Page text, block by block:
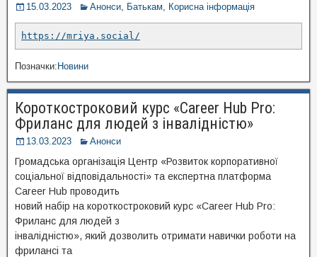
15.03.2023 Анонси Батькам Корисна інформація
https://mriya.social/
Позначки:Новини
Короткостроковий курс «Career Hub Pro:
Фриланс для людей з інвалідністю»
13.03.2023 Анонси
Громадська організація Центр «Розвиток корпоративної
соціальної відповідальності» та експертна платформа
Career Hub проводить
новий набір на короткостроковий курс «Career Hub Pro:
Фриланс для людей з
інвалідністю», який дозволить отримати навички роботи на
фрилансі та